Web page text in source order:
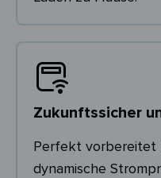
Zukunftssicher
Perfekt vorbereitet
dynamische